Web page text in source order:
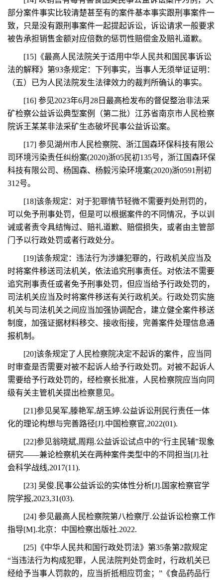
部分案件事实比较清楚甚至有的案件基本事实跟刑事案件一
致，只是没有跟刑事案件一起提起诉讼，诉讼请求一般要求
被告承担销售金额对应倍数的惩罚性赔偿金及赔礼道歉。
[15]《最高人民法院关于适用中华人民共和国民事诉讼
法的解释》第93条规定：下列事实，当事人无须举证证明：
（五）已为人民法院发生法律效力的裁判所确认的事实。
[16] 参见2023年6月28日最高检发布的督促整治非法采
矿检察公益诉讼典型案例（第二批）江苏省南京市人民检察
院诉王某某非法采矿生态破坏民事公益诉讼案。
[17] 参见湖州市人民检察院、浙江国森环保科技有限公
司环境污染责任纠纷案(2020)浙05民初135号，浙江国森环保
科技有限公司、杨国森、杨毅污染环境案(2020)浙0591刑初
312号。
[18]该条规定：对于犯罪情节轻微不需要判处刑罚的，
可以免予刑事处罚，但是可以根据案件的不同情况，予以训
诫或者责令具结悔过、赔礼道歉、赔偿损失，或者由主管部
门予以行政处罚或者行政处分。
[19]该条规定：违法行为涉嫌犯罪的，行政机关应当及
时将案件移送司法机关，依法追究刑事责任。对依法不需要
追究刑事责任或者免予刑事处罚，但应当给予行政处罚的，
司法机关应当及时将案件移送有关行政机关。行政处罚实施
机关与司法机关之间应当加强协调配合，建立健全案件移送
制度，加强证据材料移交、接收衔接，完善案件处理信息通
报机制。
[20]该条规定了人民检察院决定不起诉的案件，应当同
时审查是否需要对被不起诉人给予行政处罚。对被不起诉人
需要给予行政处罚的，经检察长批准，人民检察院应当向同
级有关主管机关提出检察意见。
[21]参见吴军,滕艳军,胡玉婷.公益诉讼刑民行责任一体
化的理论构想与完善路径[J].中国检察官,2022(01).
[22]参见翁晓斌,周翔.公益诉讼试点中的“行主民辅”现象
研究——兼论检察机关在两种案件类型中的不同担当[J].社
会科学战线,2017(11).
[23] 吴俊.民事公益诉讼的实体性分析[J].国家检察官学
院学报,2023,31(03).
[24] 参见最高人民检察院第八检察厅.公益诉讼检察工作
指导[M].北京：中国检察出版社.2022.
[25]《中华人民共和国行政处罚法》第35条第2款规定
“当违法行为构成犯罪，人民法院判处罚金时，行政机关已
经给予当事人罚款的，应当折抵相应罚金；”《食品药品行